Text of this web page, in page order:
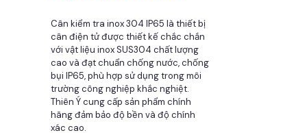
Cân kiểm tra inox 304 IP65 là thiết bị
cân điện tử được thiết kế chắc chắn
với vật liệu inox SUS304 chất lượng
cao và đạt chuẩn chống nước, chống
bụi IP65, phù hợp sử dụng trong môi
trường công nghiệp khắc nghiệt.
Thiên Ý cung cấp sản phẩm chính
hãng đảm bảo độ bền và độ chính
xác cao.